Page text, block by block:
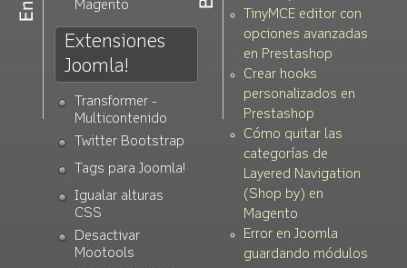
Magento
Extensiones
Joomla!
Transformer -
Multicontenido
Twitter Bootstrap
Tags para Joomla!
Igualar alturas
CSS
Desactivar
Mootools
TinyMCE editor con
opciones avanzadas
en Prestashop
Crear hooks
personalizados en
Prestashop
Cómo quitar las
categorías de
Layered Navigation
(Shop by) en
Magento
Error en Joomla
guardando módulos